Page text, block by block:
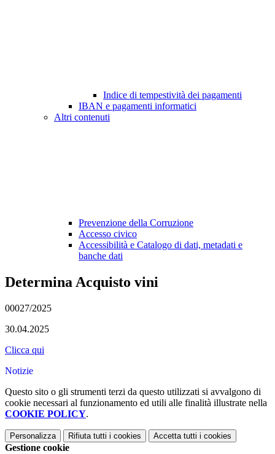
Indice di tempestività dei pagamenti
IBAN e pagamenti informatici
Altri contenuti
Prevenzione della Corruzione
Accesso civico
Accessibilità e Catalogo di dati, metadati e
banche dati
Determina Acquisto vini
00027/2025
30.04.2025
Clicca qui
Notizie
Questo sito o gli strumenti terzi da questo utilizzati si avvalgono di
cookie necessari al funzionamento ed utili alle finalità illustrate nella
COOKIE POLICY.
Personalizza Rifiuta tutti i cookies Accetta tutti i cookies
Gestione cookie